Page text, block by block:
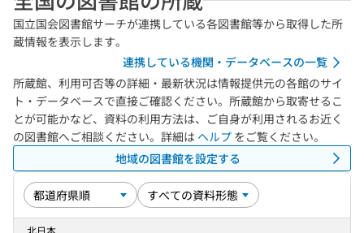
国立国会図書館サーチが連携している各図書館等から取得した所
蔵情報を表示します。
連携している機関・データベースの一覧
所蔵館、利用可否等の詳細・最新状況は情報提供元の各館のサイ
ト・データベースで直接ご確認ください。所蔵館から取寄せるこ
とが可能かなど、資料の利用方法は、ご自身が利用されるお近く
の図書館へご相談ください。詳細は ヘルプ をご覧ください。
地域の図書館を設定する
北日本